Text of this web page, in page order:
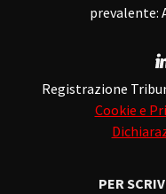
prevalente:
Registrazione
Cookie e
PER